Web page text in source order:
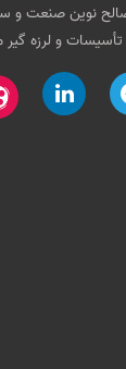
نوین صنعت و
و لرزه